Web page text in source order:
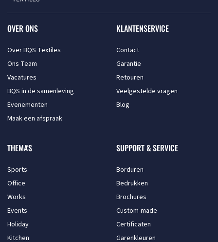
OVER ONS
Over BQS Textiles
Ons Team
Vacatures
BQS in de samenleving
Evenementen
Maak een afspraak
KLANTENSERVICE
Contact
Garantie
Retouren
Veelgestelde vragen
Blog
THEMA'S
Sports
Office
Works
Events
Holiday
Kitchen
SUPPORT & SERVICE
Borduren
Bedrukken
Brochures
Custom-made
Certificaten
Garenkleuren